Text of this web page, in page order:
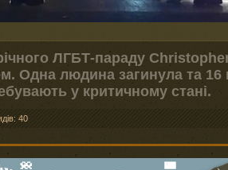
ЛГБТ-параду
Одна людина загинула та 16
у критичному стані.
40